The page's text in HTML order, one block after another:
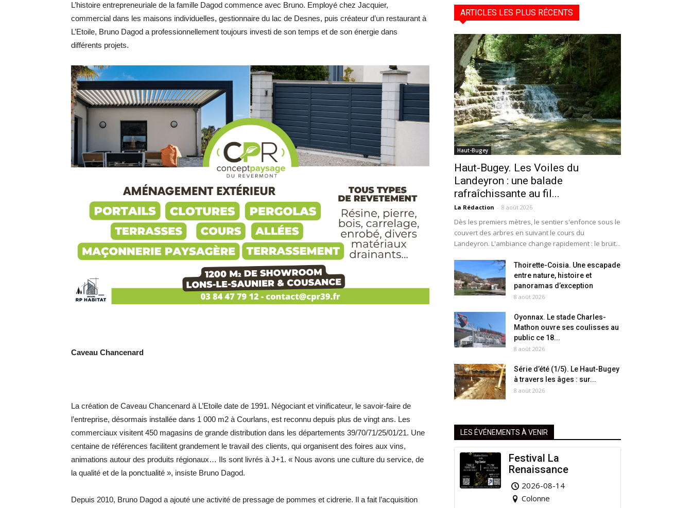
L’histoire entrepreneuriale de la famille Dagod commence avec Bruno. Employé chez Jacquier,
commercial dans les maisons individuelles, gestionnaire du lac de Desnes, puis créateur d’un restaurant à
L’Etoile, Bruno Dagod a professionnellement toujours investi de son temps et de son énergie dans
différents projets.
Caveau Chancenard
La création de Caveau Chancenard à L’Etoile date de 1991. Négociant et vinificateur, le savoir-faire de
l’entreprise, désormais installée dans 1 000 m2 à Courlans, est reconnu depuis plus de vingt ans. Les
commerciaux visitent 450 magasins de grande distribution dans les départements 39/70/71/25/01/21. Une
centaine de références facilitent grandement le travail des clients, qui organisent des foires aux vins,
animations autour des produits régionaux… Ils sont livrés à J+1. « Nous avons une culture du service, de
la qualité et de la ponctualité », insiste Bruno Dagod.
Depuis 2010, Bruno Dagod a ajouté une activité de pressage de pommes et cidrerie. Il a fait l’acquisition
ARTICLES LES PLUS RÉCENTS
Haut-Bugey
Haut-Bugey. Les Voiles du
Landeyron : une balade
rafraîchissante au fil...
La Rédaction - 8 août 2026
Dès les premiers mètres, le sentier s'enfonce sous le
couvert des arbres en suivant le cours du
Landeyron. L'ambiance change rapidement : le bruit...
Thoirette-Coisia. Une escapade
entre nature, histoire et
panoramas d’exception
8 août 2026
Oyonnax. Le stade Charles-
Mathon ouvre ses coulisses au
public ce 18...
8 août 2026
Série d’été (1/5). Le Haut-Bugey
à travers les âges : sur...
8 août 2026
LES ÉVÉNEMENTS À VENIR
Festival La
Renaissance
2026-08-14
Colonne